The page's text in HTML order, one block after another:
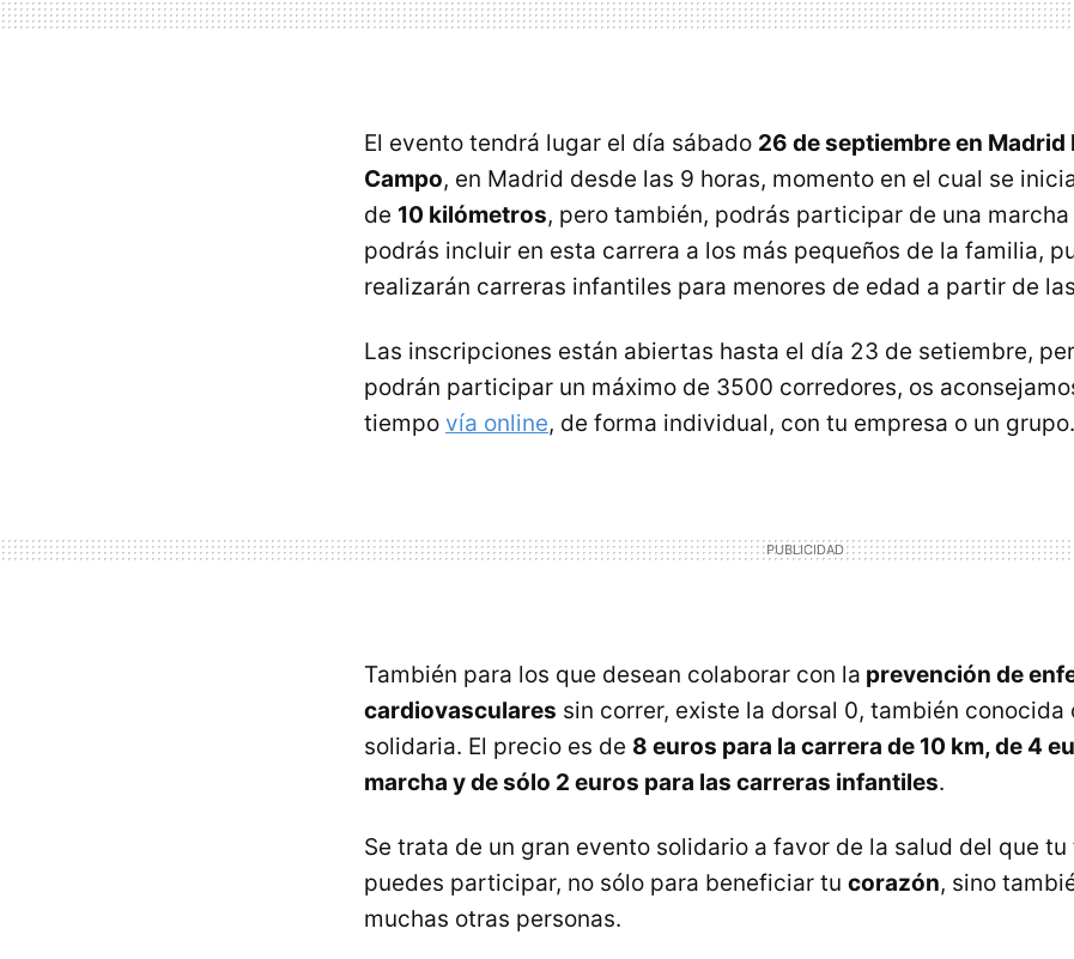
El evento tendrá lugar el día sábado 26 de septiembre en Madrid
Campo, en Madrid desde las 9 horas, momento en el cual se
de 10 kilómetros, pero también, podrás participar de una
podrás incluir en esta carrera a los más pequeños de la familia,
realizarán carreras infantiles para menores de edad a partir de
Las inscripciones están abiertas hasta el día 23 de setiembre,
podrán participar un máximo de 3500 corredores, os
tiempo vía online, de forma individual, con tu empresa o un grupo.
También para los que desean colaborar con la prevención de
cardiovasculares sin correr, existe la dorsal 0, también conocida
solidaria. El precio es de 8 euros para la carrera de 10 km, de 4
marcha y de sólo 2 euros para las carreras infantiles.
Se trata de un gran evento solidario a favor de la salud del que tu
puedes participar, no sólo para beneficiar tu corazón, sino
muchas otras personas.